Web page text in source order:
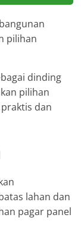
pilihan
dinding
pilihan
dan
lahan dan
pagar panel